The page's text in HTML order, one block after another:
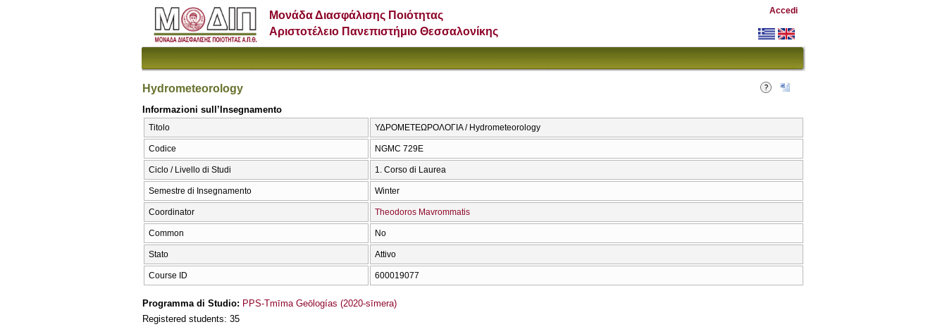
Μονάδα Διασφάλισης Ποιότητας
Αριστοτέλειο Πανεπιστήμιο Θεσσαλονίκης
Accedi
Hydrometeorology
Informazioni sull’Insegnamento
Titolo ΥΔΡΟΜΕΤΕΩΡΟΛΟΓΙΑ / Hydrometeorology
Codice NGMC 729E
Ciclo / Livello di Studi 1. Corso di Laurea
Semestre di Insegnamento Winter
Coordinator Theodoros Mavrommatis
Common No
Stato Attivo
Course ID 600019077
Programma di Studio: PPS-Tmīma Geōlogías (2020-sīmera)
Registered students: 35